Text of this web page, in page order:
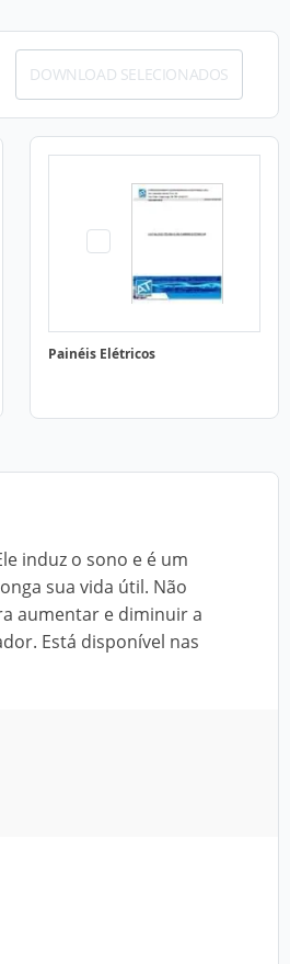
DOWNLOAD SELECIONADOS
Painéis Elétricos
induz o sono e é um
sua vida útil. Não
aumentar e diminuir a
Está disponível nas